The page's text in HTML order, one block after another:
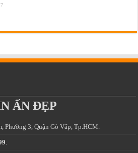
ẤN ĐẸP
3, Quận Gò Vấp, Tp.HCM.